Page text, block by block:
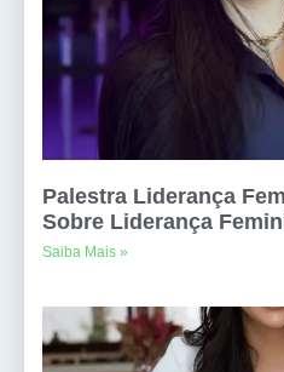
Palestra Liderança
Sobre Liderança
Saiba Mais »